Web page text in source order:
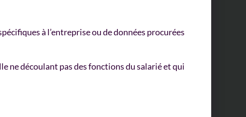
à l’entreprise ou de données procurées
ne découlant pas des fonctions du salarié et qui